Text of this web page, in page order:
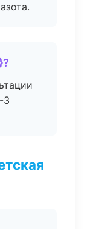
3